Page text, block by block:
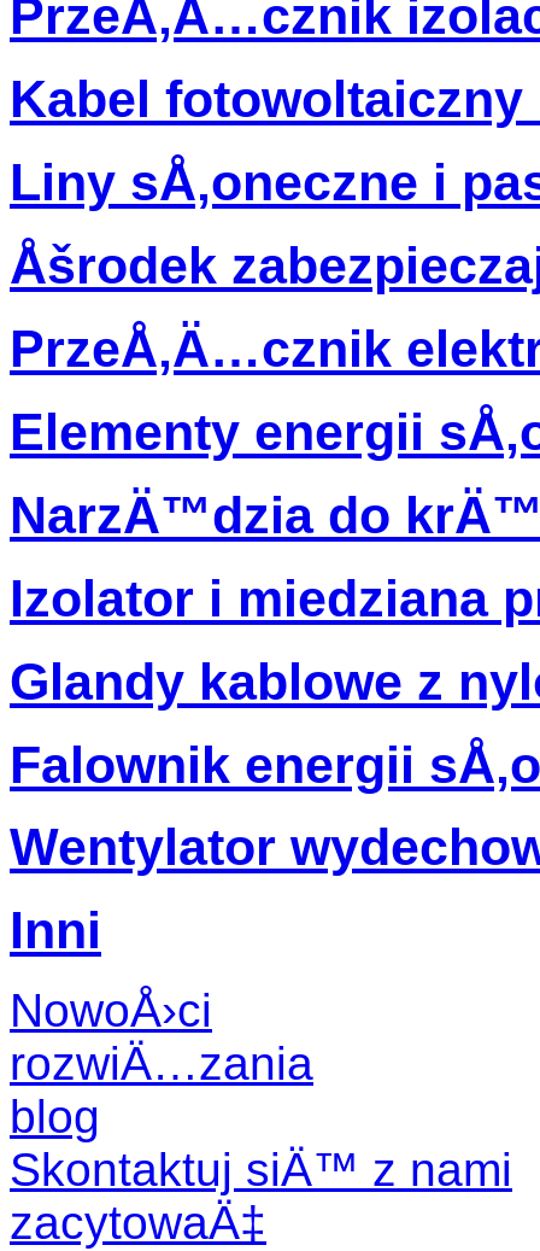
PrzeÅ‚Ä…cznik
Kabel
Liny sÅ‚oneczne i
Åšrodek
PrzeÅ‚Ä…cznik
Elementy energii
NarzÄ™dzia do
Izolator i miedziana
Glandy kablowe z
Falownik energii
Wentylator
Inni
NowoÅ›ci
rozwiÄ…zania
blog
Skontaktuj siÄ™ z nami
zacytowaÄ‡